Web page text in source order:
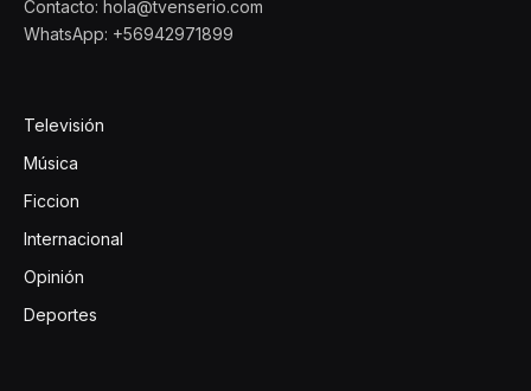
Contacto: hola@tvenserio.com
WhatsApp: +56942971899
Televisión
Música
Ficcion
Internacional
Opinión
Deportes